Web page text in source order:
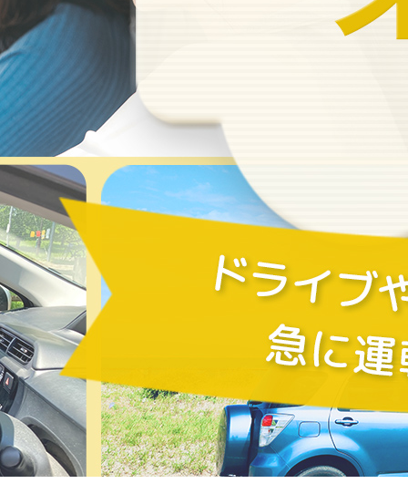
2026/04/30
5/3,4,5,6,7は電話問い合わせお休みします
2026/06/26
【保存版】ペーパードライバー講習と教習の違い
｜教習所と出張…